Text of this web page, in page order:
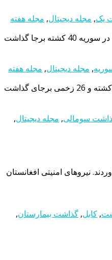
یک, مجله دیجیتال, مجله هفته
, مجله دیجیتال, مجله هفته
سومالی, مجله دیجیتال,
دراوردند. نیروهای امنیتی افغانستان
, کابل, گذاشت بیمارستان,